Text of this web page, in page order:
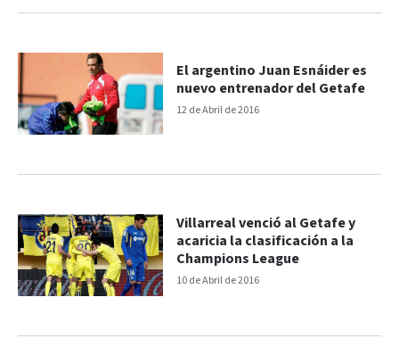
12 de Abril de 2016
El argentino Juan Esnáider es
nuevo entrenador del Getafe
10 de Abril de 2016
Villarreal venció al Getafe y
acaricia la clasificación a la
Champions League